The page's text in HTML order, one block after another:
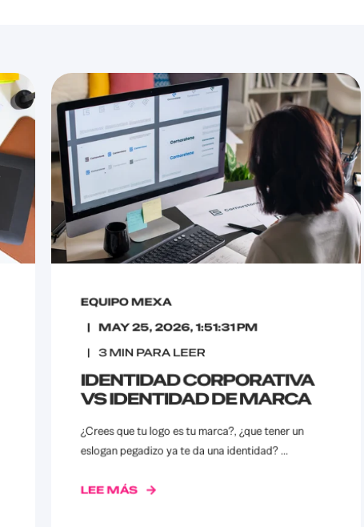
EQUIPO MEXA
MAY 25, 2026, 1:51:31 PM
3MIN PARA LEER
IDENTIDAD CORPORATIVA
VS IDENTIDAD DE MARCA
¿Crees que tu logo es tu marca?, ¿que tener un
eslogan pegadizo ya te da una identidad? ...
LEE MÁS